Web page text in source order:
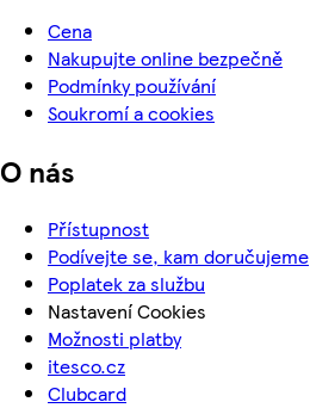
Cena
Nakupujte online bezpečně
Podmínky používání
Soukromí a cookies
O nás
Přístupnost
Podívejte se, kam doručujeme
Poplatek za službu
Nastavení Cookies
Možnosti platby
itesco.cz
Clubcard